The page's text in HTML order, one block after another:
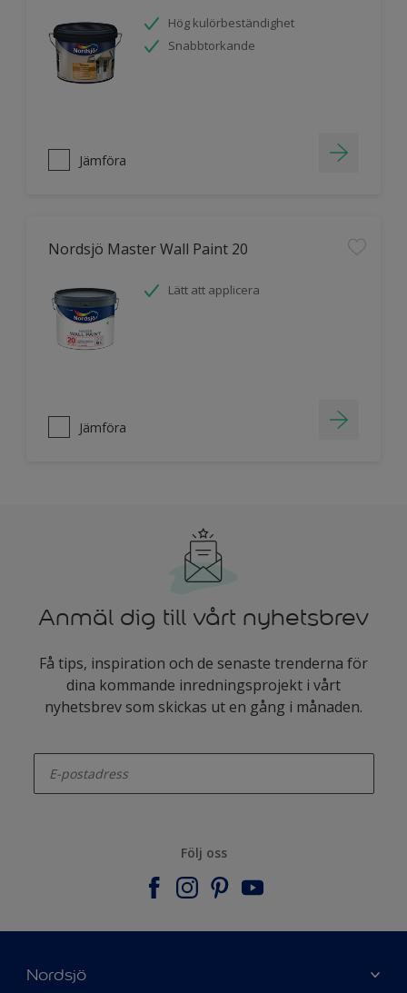
Hög kulörbeständighet
Snabbtorkande
Jämföra
Nordsjö Master Wall Paint 20
Lätt att applicera
Jämföra
Anmäl dig till vårt nyhetsbrev
Få tips, inspiration och de senaste trenderna för
dina kommande inredningsprojekt i vårt
nyhetsbrev som skickas ut en gång i månaden.
Följ oss
Nordsjö